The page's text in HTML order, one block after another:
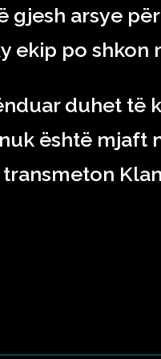
gjesh arsye
ekip po shkon
duhet të
është mjaft